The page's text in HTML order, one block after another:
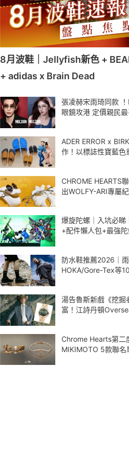
8月波鞋｜Jellyfish新色 +
+ adidas x Brain Dead
張凌赫宋雨琦同款
眼鏡攻港 定價親民
ADER ERROR x
作！以標誌性寶藍色
CHROME HEARTS
出WOLFY-ARI專屬
爆旋陀螺｜入坑必睇
+配件懶人包+最強
防水鞋推薦2026｜
HOKA/Gore-Tex等
湯告魯斯新戲《挖掘
富！江詩丹頓
Chrome Hearts第二
MIKIMOTO 5款聯名